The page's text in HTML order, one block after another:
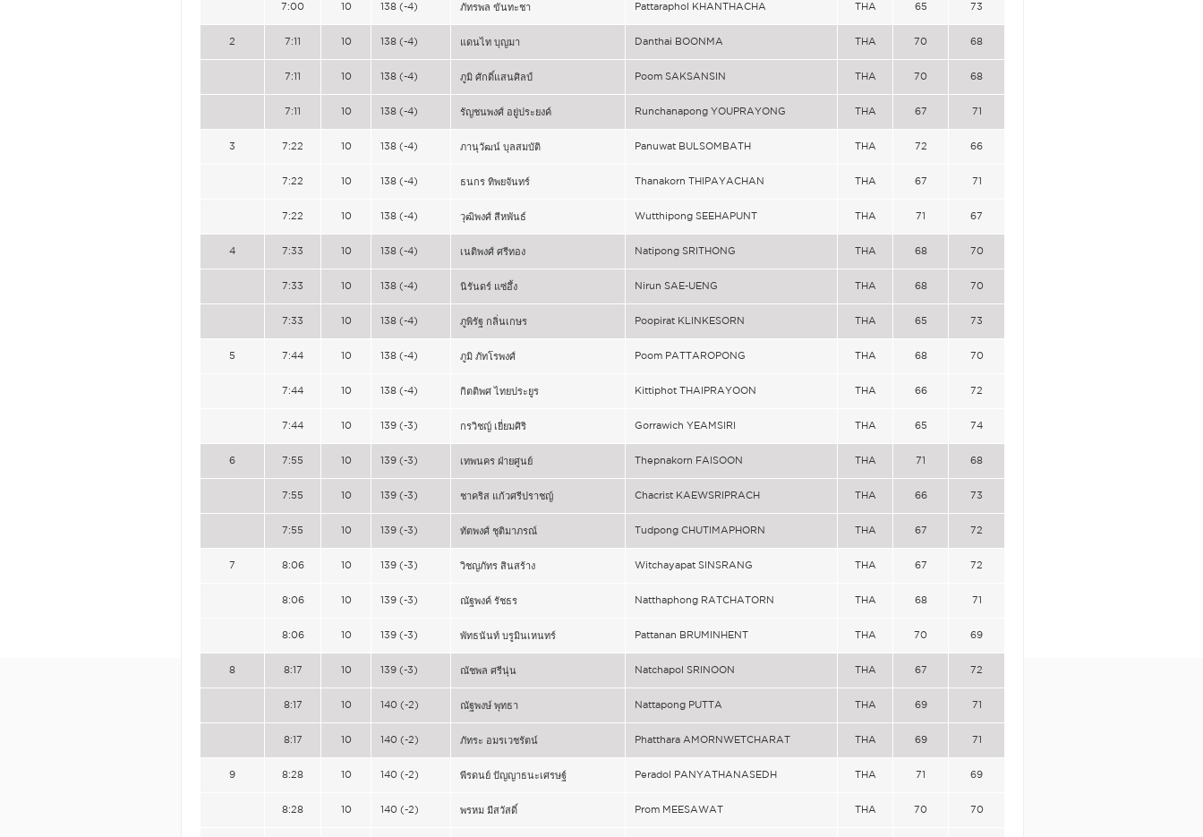
7:00 10 138 (-4) ภัทรพล ขันทะชา Pattaraphol KHANTHACHA THA 65 73
2 7:11 10 138 (-4) แดนไท บุญมา Danthai BOONMA THA 70 68
7:11 10 138 (-4) ภูมิ ศักดิ์แสนศิลป์ Poom SAKSANSIN THA 70 68
7:11 10 138 (-4) รัญชนพงศ์ อยู่ประยงค์ Runchanapong YOUPRAYONG THA 67 71
3 7:22 10 138 (-4) ภานุวัฒน์ บุลสมบัติ Panuwat BULSOMBATH THA 72 66
7:22 10 138 (-4) ธนกร ทิพยจันทร์ Thanakorn THIPAYACHAN THA 67 71
7:22 10 138 (-4) วุฒิพงศ์ สีหพันธ์ Wutthipong SEEHAPUNT THA 71 67
4 7:33 10 138 (-4) เนติพงศ์ ศรีทอง Natipong SRITHONG THA 68 70
7:33 10 138 (-4) นิรันดร์ แซ่อึ้ง Nirun SAE-UENG THA 68 70
7:33 10 138 (-4) ภูพิรัฐ กลิ่นเกษร Poopirat KLINKESORN THA 65 73
5 7:44 10 138 (-4) ภูมิ ภัทโรพงศ์ Poom PATTAROPONG THA 68 70
7:44 10 138 (-4) กิตติพศ ไทยประยูร Kittiphot THAIPRAYOON THA 66 72
7:44 10 139 (-3) กรวิชญ์ เยี่ยมศิริ Gorrawich YEAMSIRI THA 65 74
6 7:55 10 139 (-3) เทพนคร ฝ่ายศูนย์ Thepnakorn FAISOON THA 71 68
7:55 10 139 (-3) ชาคริส แก้วศรีปราชญ์ Chacrist KAEWSRIPRACH THA 66 73
7:55 10 139 (-3) ทัตพงศ์ ชุติมาภรณ์ Tudpong CHUTIMAPHORN THA 67 72
7 8:06 10 139 (-3) วิชญภัทร สินสร้าง Witchayapat SINSRANG THA 67 72
8:06 10 139 (-3) ณัฐพงค์ รัชธร Natthaphong RATCHATORN THA 68 71
8:06 10 139 (-3) พัทธนันท์ บรูมินเหนทร์ Pattanan BRUMINHENT THA 70 69
8 8:17 10 139 (-3) ณัชพล ศรีนุ่น Natchapol SRINOON THA 67 72
8:17 10 140 (-2) ณัฐพงษ์ พุทธา Nattapong PUTTA THA 69 71
8:17 10 140 (-2) ภัทระ อมรเวชรัตน์ Phatthara AMORNWETCHARAT THA 69 71
9 8:28 10 140 (-2) พีรดนย์ ปัญญาธนะเศรษฐ์ Peradol PANYATHANASEDH THA 71 69
8:28 10 140 (-2) พรหม มีสวัสดิ์ Prom MEESAWAT THA 70 70